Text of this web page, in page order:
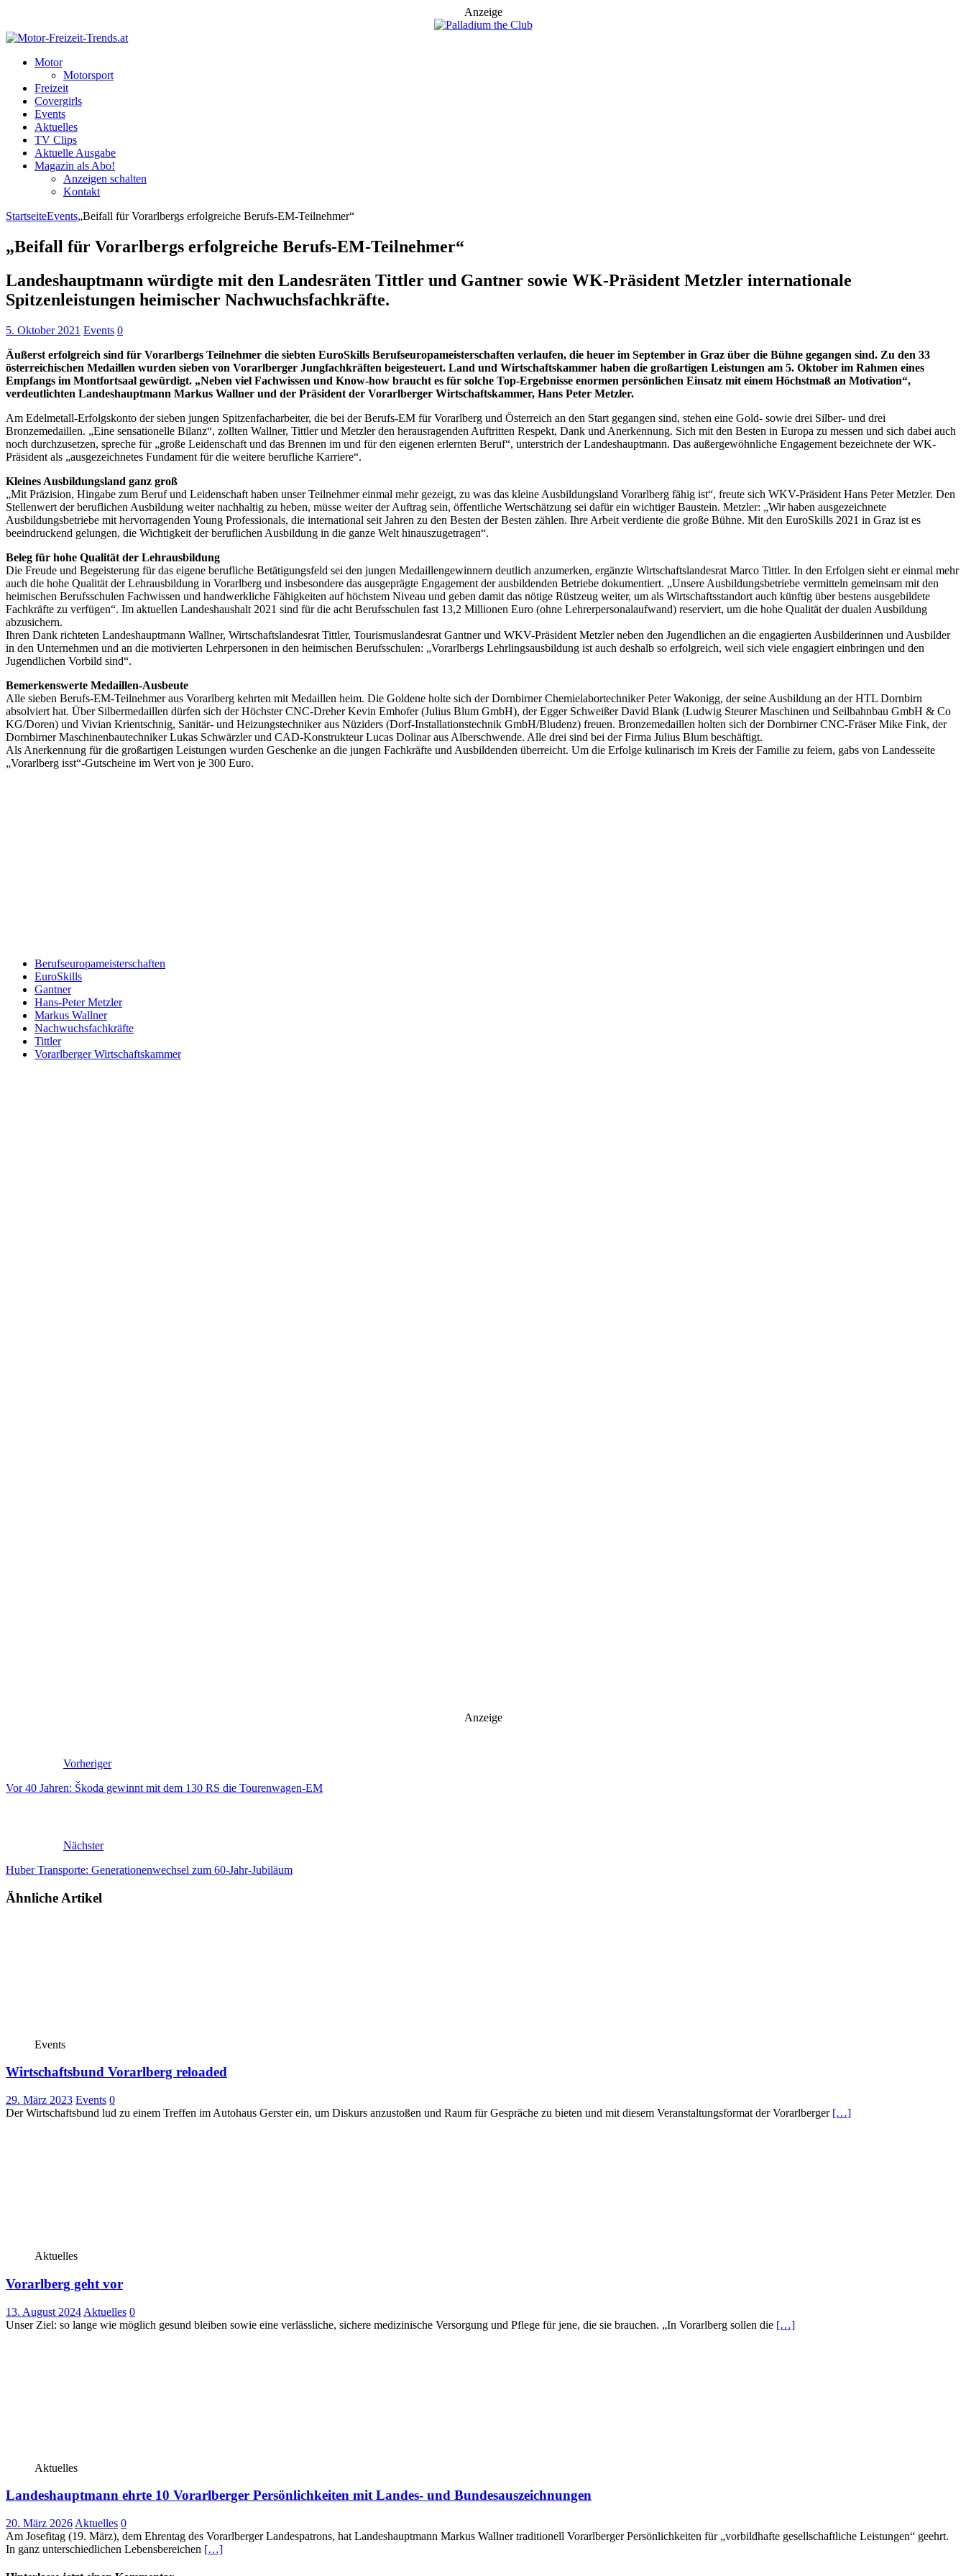
Anzeige
Motor
Motorsport
Freizeit
Covergirls
Events
Aktuelles
TV Clips
Aktuelle Ausgabe
Magazin als Abo!
Anzeigen schalten
Kontakt
StartseiteEvents„Beifall für Vorarlbergs erfolgreiche Berufs-EM-Teilnehmer“
„Beifall für Vorarlbergs erfolgreiche Berufs-EM-Teilnehmer“
Landeshauptmann würdigte mit den Landesräten Tittler und Gantner sowie WK-Präsident Metzler internationale
Spitzenleistungen heimischer Nachwuchsfachkräfte.
5. Oktober 2021 Events 0
Äußerst erfolgreich sind für Vorarlbergs Teilnehmer die siebten EuroSkills Berufseuropameisterschaften verlaufen, die heuer im September in Graz über die Bühne gegangen sind. Zu den 33
österreichischen Medaillen wurden sieben von Vorarlberger Jungfachkräften beigesteuert. Land und Wirtschaftskammer haben die großartigen Leistungen am 5. Oktober im Rahmen eines
Empfangs im Montfortsaal gewürdigt. „Neben viel Fachwissen und Know-how braucht es für solche Top-Ergebnisse enormen persönlichen Einsatz mit einem Höchstmaß an Motivation“,
verdeutlichten Landeshauptmann Markus Wallner und der Präsident der Vorarlberger Wirtschaftskammer, Hans Peter Metzler.
Am Edelmetall-Erfolgskonto der sieben jungen Spitzenfacharbeiter, die bei der Berufs-EM für Vorarlberg und Österreich an den Start gegangen sind, stehen eine Gold- sowie drei Silber- und drei
Bronzemedaillen. „Eine sensationelle Bilanz“, zollten Wallner, Tittler und Metzler den herausragenden Auftritten Respekt, Dank und Anerkennung. Sich mit den Besten in Europa zu messen und sich dabei auch
noch durchzusetzen, spreche für „große Leidenschaft und das Brennen im und für den eigenen erlernten Beruf“, unterstrich der Landeshauptmann. Das außergewöhnliche Engagement bezeichnete der WK-
Präsident als „ausgezeichnetes Fundament für die weitere berufliche Karriere“.
Kleines Ausbildungsland ganz groß
„Mit Präzision, Hingabe zum Beruf und Leidenschaft haben unser Teilnehmer einmal mehr gezeigt, zu was das kleine Ausbildungsland Vorarlberg fähig ist“, freute sich WKV-Präsident Hans Peter Metzler. Den
Stellenwert der beruflichen Ausbildung weiter nachhaltig zu heben, müsse weiter der Auftrag sein, öffentliche Wertschätzung sei dafür ein wichtiger Baustein. Metzler: „Wir haben ausgezeichnete
Ausbildungsbetriebe mit hervorragenden Young Professionals, die international seit Jahren zu den Besten der Besten zählen. Ihre Arbeit verdiente die große Bühne. Mit den EuroSkills 2021 in Graz ist es
beeindruckend gelungen, die Wichtigkeit der beruflichen Ausbildung in die ganze Welt hinauszugetragen“.
Beleg für hohe Qualität der Lehrausbildung
Die Freude und Begeisterung für das eigene berufliche Betätigungsfeld sei den jungen Medaillengewinnern deutlich anzumerken, ergänzte Wirtschaftslandesrat Marco Tittler. In den Erfolgen sieht er einmal mehr
auch die hohe Qualität der Lehrausbildung in Vorarlberg und insbesondere das ausgeprägte Engagement der ausbildenden Betriebe dokumentiert. „Unsere Ausbildungsbetriebe vermitteln gemeinsam mit den
heimischen Berufsschulen Fachwissen und handwerkliche Fähigkeiten auf höchstem Niveau und geben damit das nötige Rüstzeug weiter, um als Wirtschaftsstandort auch künftig über bestens ausgebildete
Fachkräfte zu verfügen“. Im aktuellen Landeshaushalt 2021 sind für die acht Berufsschulen fast 13,2 Millionen Euro (ohne Lehrerpersonalaufwand) reserviert, um die hohe Qualität der dualen Ausbildung
abzusichern.
Ihren Dank richteten Landeshauptmann Wallner, Wirtschaftslandesrat Tittler, Tourismuslandesrat Gantner und WKV-Präsident Metzler neben den Jugendlichen an die engagierten Ausbilderinnen und Ausbilder
in den Unternehmen und an die motivierten Lehrpersonen in den heimischen Berufsschulen: „Vorarlbergs Lehrlingsausbildung ist auch deshalb so erfolgreich, weil sich viele engagiert einbringen und den
Jugendlichen Vorbild sind“.
Bemerkenswerte Medaillen-Ausbeute
Alle sieben Berufs-EM-Teilnehmer aus Vorarlberg kehrten mit Medaillen heim. Die Goldene holte sich der Dornbirner Chemielabortechniker Peter Wakonigg, der seine Ausbildung an der HTL Dornbirn
absolviert hat. Über Silbermedaillen dürfen sich der Höchster CNC-Dreher Kevin Emhofer (Julius Blum GmbH), der Egger Schweißer David Blank (Ludwig Steurer Maschinen und Seilbahnbau GmbH & Co
KG/Doren) und Vivian Krientschnig, Sanitär- und Heizungstechniker aus Nüziders (Dorf-Installationstechnik GmbH/Bludenz) freuen. Bronzemedaillen holten sich der Dornbirner CNC-Fräser Mike Fink, der
Dornbirner Maschinenbautechniker Lukas Schwärzler und CAD-Konstrukteur Lucas Dolinar aus Alberschwende. Alle drei sind bei der Firma Julius Blum beschäftigt.
Als Anerkennung für die großartigen Leistungen wurden Geschenke an die jungen Fachkräfte und Ausbildenden überreicht. Um die Erfolge kulinarisch im Kreis der Familie zu feiern, gabs von Landesseite
„Vorarlberg isst“-Gutscheine im Wert von je 300 Euro.
Berufseuropameisterschaften
EuroSkills
Gantner
Hans-Peter Metzler
Markus Wallner
Nachwuchsfachkräfte
Tittler
Vorarlberger Wirtschaftskammer
Anzeige
Vorheriger
Vor 40 Jahren: Škoda gewinnt mit dem 130 RS die Tourenwagen-EM
Nächster
Huber Transporte: Generationenwechsel zum 60-Jahr-Jubiläum
Ähnliche Artikel
Events
Wirtschaftsbund Vorarlberg reloaded
29. März 2023 Events 0
Der Wirtschaftsbund lud zu einem Treffen im Autohaus Gerster ein, um Diskurs anzustoßen und Raum für Gespräche zu bieten und mit diesem Veranstaltungsformat der Vorarlberger […]
Aktuelles
Vorarlberg geht vor
13. August 2024 Aktuelles 0
Unser Ziel: so lange wie möglich gesund bleiben sowie eine verlässliche, sichere medizinische Versorgung und Pflege für jene, die sie brauchen. „In Vorarlberg sollen die […]
Aktuelles
Landeshauptmann ehrte 10 Vorarlberger Persönlichkeiten mit Landes- und Bundesauszeichnungen
20. März 2026 Aktuelles 0
Am Josefitag (19. März), dem Ehrentag des Vorarlberger Landespatrons, hat Landeshauptmann Markus Wallner traditionell Vorarlberger Persönlichkeiten für „vorbildhafte gesellschaftliche Leistungen“ geehrt.
In ganz unterschiedlichen Lebensbereichen […]